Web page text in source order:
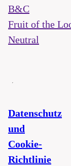
B&C
Fruit of the
Neutral
Datenschutz
und
Cookie-
Richtlinie